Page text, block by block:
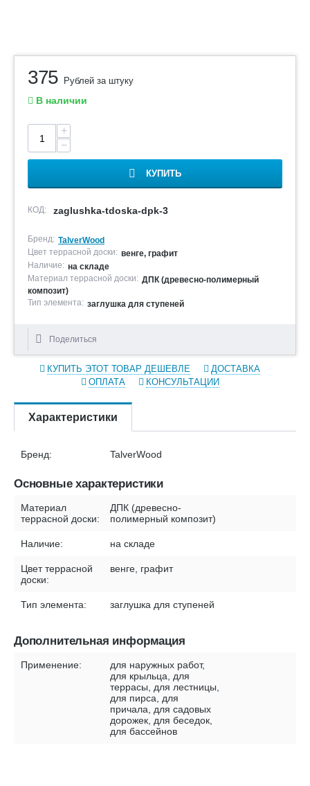
375 Рублей за штуку
В наличии
+
−
КУПИТЬ
КОД: zaglushka-tdoska-dpk-3
Бренд: TalverWood
Цвет террасной доски: венге, графит
Наличие: на складе
Материал террасной доски: ДПК (древесно-полимерный
композит)
Тип элемента: заглушка для ступеней
Поделиться
КУПИТЬ ЭТОТ ТОВАР ДЕШЕВЛЕ
ДОСТАВКА
ОПЛАТА
КОНСУЛЬТАЦИИ
Характеристики
Бренд: TalverWood
Основные характеристики
Материал
террасной доски:
ДПК (древесно-
полимерный композит)
Наличие: на складе
Цвет террасной
доски:
венге, графит
Тип элемента: заглушка для ступеней
Дополнительная информация
Применение:
для наружных работ,
для крыльца, для
террасы, для лестницы,
для пирса, для
причала, для садовых
дорожек, для беседок,
для бассейнов